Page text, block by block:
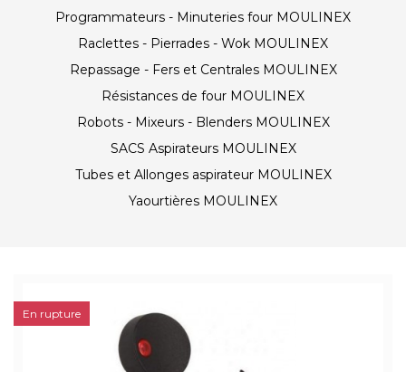
Programmateurs - Minuteries four MOULINEX
Raclettes - Pierrades - Wok MOULINEX
Repassage - Fers et Centrales MOULINEX
Résistances de four MOULINEX
Robots - Mixeurs - Blenders MOULINEX
SACS Aspirateurs MOULINEX
Tubes et Allonges aspirateur MOULINEX
Yaourtières MOULINEX
En rupture